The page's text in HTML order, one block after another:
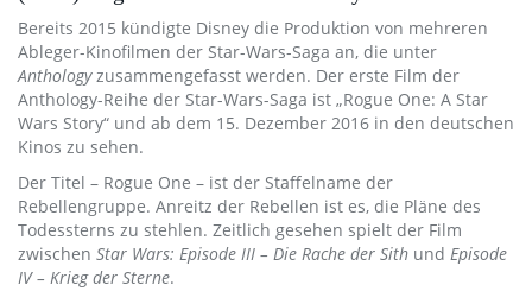
Bereits 2015 kündigte Disney die Produktion von mehreren
Ableger-Kinofilmen der Star-Wars-Saga an, die unter
Anthologyzusammengefasst werden. Der erste Film der
Anthology-Reihe der Star-Wars-Saga ist „Rogue One: A Star
Wars Story“ und ab dem 15. Dezember 2016 in den deutschen
Kinos zu sehen.
Der Titel – Rogue One – ist der Staffelname der
Rebellengruppe. Anreitz der Rebellen ist es, die Pläne des
Todessterns zu stehlen. Zeitlich gesehen spielt der Film
zwischen Star Wars: Episode III – Die Rache der Sith und Episode
IV – Krieg der Sterne.